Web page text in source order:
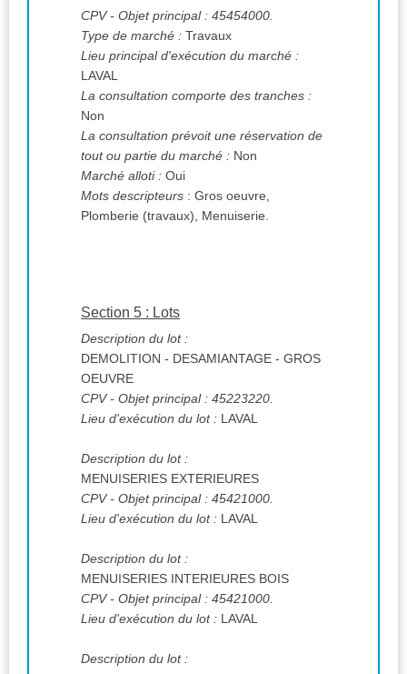
CPV- Objet principal : 45454000.
Type de marché : Travaux
Lieu principal d'exécution du marché :
LAVAL
La consultation comporte des tranches :
Non
La consultation prévoit une réservation de
tout ou partie du marché : Non
Marché alloti : Oui
Mots descripteurs : Gros oeuvre,
Plomberie (travaux), Menuiserie.
Section 5 : Lots
Description du lot :
DEMOLITION - DESAMIANTAGE - GROS
OEUVRE
CPV- Objet principal : 45223220.
Lieu d'exécution du lot : LAVAL
Description du lot :
MENUISERIES EXTERIEURES
CPV- Objet principal : 45421000.
Lieu d'exécution du lot : LAVAL
Description du lot :
MENUISERIES INTERIEURES BOIS
CPV- Objet principal : 45421000.
Lieu d'exécution du lot : LAVAL
Description du lot :